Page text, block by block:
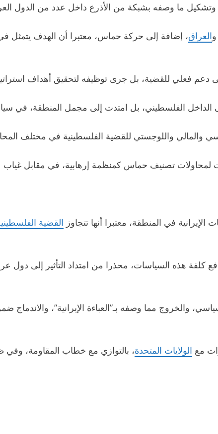
ما وصفه بشبكة من الأذرع داخل عدد من الدول
والعراق، إضافة إلى حركة حماس، معتبرا أن الهدف يتمثل في
دعم فعلي للقضية، بل جرى توظيفه لتحقيق أهداف
والمالي واللوجستي للقضية الفلسطينية في مختلف
تصنيف حماس كمنظمة إرهابية، في مقابل غياب
في المنطقة، معتبرا أنها تتجاوز القضية
كلفة هذه السياسات، محذرا من امتداد التأثير إلى دول
والخروج مما وصفه بـ”العباءة الإيرانية”،
مع الولايات المتحدة، بالتوازي مع خطاب المقاومة،